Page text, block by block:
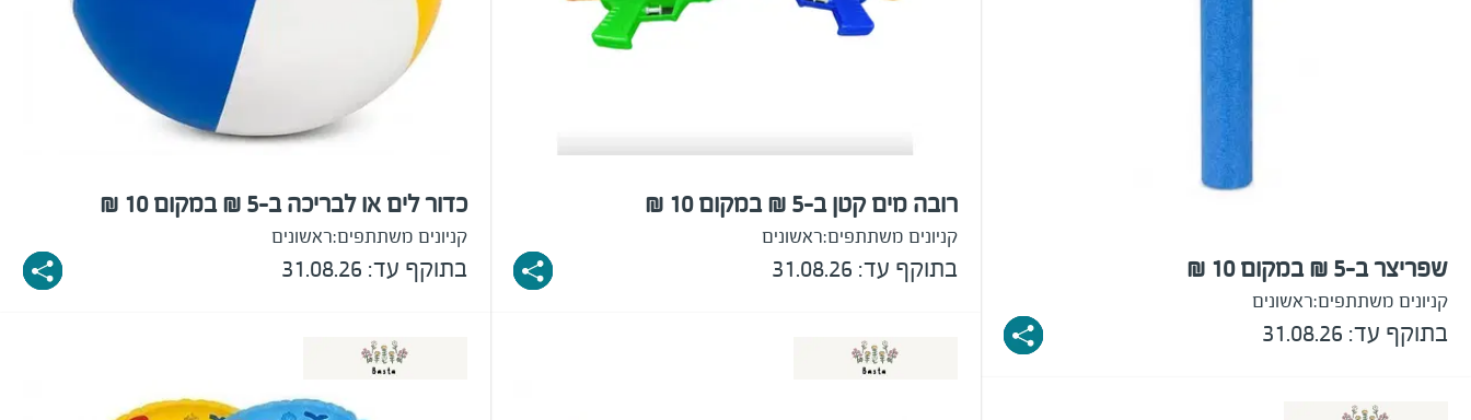
שפריצר ב-5 ₪ במקום 10 ₪
קניונים משתתפים:ראשונים
בתוקף עד: 31.08.26
רובה מים קטן ב-5 ₪ במקום 10 ₪
קניונים משתתפים:ראשונים
בתוקף עד: 31.08.26
כדור לים או לבריכה ב-5 ₪ במקום 10 ₪
קניונים משתתפים:ראשונים
בתוקף עד: 31.08.26